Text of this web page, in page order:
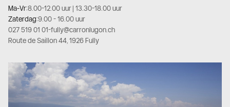
Ma-Vr:8.00-12.00 uur | 13.30-18.00 uur
Zaterdag:9.00 - 16.00 uur
027 519 01 01-fully@carronlugon.ch
Route de Saillon 44, 1926 Fully